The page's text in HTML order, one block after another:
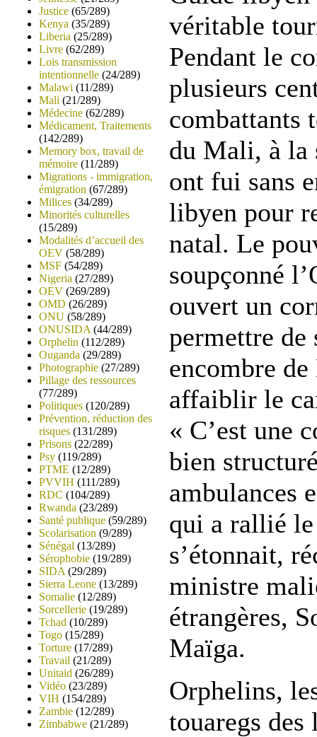
Justice (65/289)
Kenya (35/289)
Liberia (25/289)
Livre (62/289)
Lois transmission
intentionnelle (24/289)
Malawi (11/289)
Mali (21/289)
Médecine (62/289)
Médicament, Traitements
(142/289)
Memory box, travail de
mémoire (11/289)
Migrations - immigration,
émigration (67/289)
Milices (34/289)
Minorités culturelles
(15/289)
Modalités d’accueil des
OEV (58/289)
MSF (54/289)
Nigeria (27/289)
OEV (269/289)
OMD (26/289)
ONU (58/289)
ONUSIDA (44/289)
Orphelin (112/289)
Ouganda (29/289)
Photographie (27/289)
Pillage des ressources
(77/289)
Politiques (120/289)
Prévention, réduction des
risques (131/289)
Prisons (22/289)
Psy (119/289)
PTME (12/289)
PVVIH (111/289)
RDC (104/289)
Rwanda (23/289)
Santé publique (59/289)
Scolarisation (9/289)
Sénégal (13/289)
Sérophobie (19/289)
SIDA (29/289)
Sierra Leone (13/289)
Somalie (12/289)
Sorcellerie (19/289)
Tchad (10/289)
Togo (15/289)
Torture (17/289)
Travail (21/289)
Unitaid (26/289)
Vidéo (23/289)
VIH (154/289)
Zambie (12/289)
Zimbabwe (21/289)
véritable
Pendant le
plusieurs
combattants
du Mali, à la
ont fui sans
libyen pour
natal. Le
soupçonné
ouvert un
permettre de
encombre
affaiblir le
« C’est une
bien
ambulances
qui a rallié
s’étonnait,
ministre
étrangères,
Maïga.
Orphelins,
touaregs